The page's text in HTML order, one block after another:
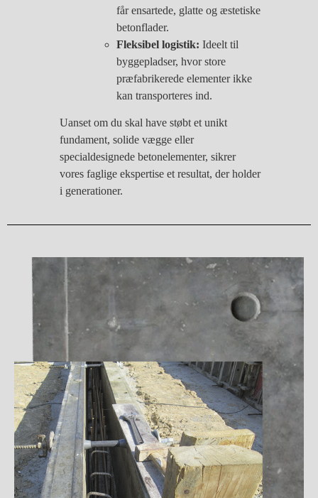
får ensartede, glatte og æstetiske
betonflader.
Fleksibel logistik: Ideelt til
byggepladser, hvor store
præfabrikerede elementer ikke
kan transporteres ind.
Uanset om du skal have støbt et unikt
fundament, solide vægge eller
specialdesignede betonelementer, sikrer
vores faglige ekspertise et resultat, der holder
i generationer.